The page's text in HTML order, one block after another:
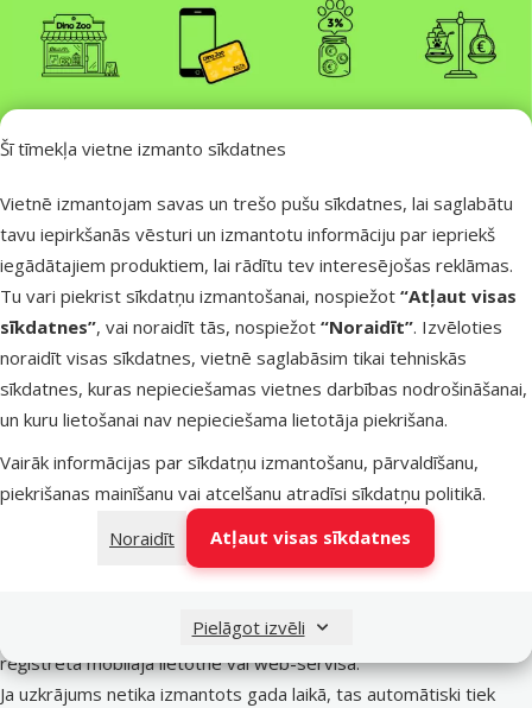
Šī tīmekļa vietne izmanto sīkdatnes
Vietnē izmantojam savas un trešo pušu sīkdatnes, lai saglabātu
tavu iepirkšanās vēsturi un izmantotu informāciju par iepriekš
iegādātajiem produktiem, lai rādītu tev interesējošas reklāmas.
Tu vari piekrist sīkdatņu izmantošanai, nospiežot “Atļaut visas
sīkdatnes”, vai noraidīt tās, nospiežot “Noraidīt”. Izvēloties
noraidīt visas sīkdatnes, vietnē saglabāsim tikai tehniskās
sīkdatnes, kuras nepieciešamas vietnes darbības nodrošināšanai,
un kuru lietošanai nav nepieciešama lietotāja piekrišana.
Vairāk informācijas par sīkdatņu izmantošanu, pārvaldīšanu,
piekrišanas mainīšanu vai atcelšanu atradīsi sīkdatņu politikā.
Noraidīt
Atļaut visas sīkdatnes
Pielāgot izvēli
Veikalu saraksts
Ko ir svarīgi zināt?
Esošās Zelta klienta kartes automātiski sāk darboties
uzkrājumam sākot ar 2026. gada 19. maiju. *Arī ja nav veikta
reģistrācija mobilajā lietotnē vai jaunāweb-servisā.
Jaunie klienti var bez maksas lejupielādēt mobilo lietotni,
reģistrēties tajā un iegūt virtuālo Zelta klienta karti.
iegādāties jebkurā Dino Zoo klatienes veikalā.
Ar vienu mobilā tālruņa numuru var būt reģistrēta tikai viena Zelta
Pārnest datus un uzkrājumu no vienas Zelta klienta kartes uz citu
Izmantot Zelta klienta kartes uzkrājumu var tikai, ja tā tika
reģistrēta mobilajā lietotnē vaiweb-servisā.
Ja uzkrājums netika izmantots gada laikā, tas automātiski tiek